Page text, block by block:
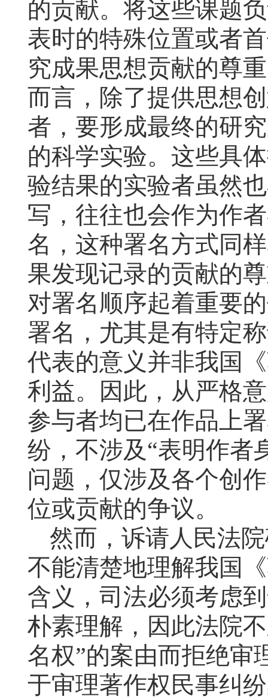
的贡献。将这些课题
表时的特殊位置或者
究成果思想贡献的尊
而言，除了提供思想
者，要形成最终的研
的科学实验。这些具
验结果的实验者虽然
写，往往也会作为作
名，这种署名方式同
果发现记录的贡献的
对署名顺序起着重要
署名，尤其是有特定
代表的意义并非我国
利益。因此，从严格
参与者均已在作品上
纷，不涉及“表明作者
问题，仅涉及各个创
位或贡献的争议。
然而，诉请人民法
不能清楚地理解我国
含义， 司法必须考虑
朴素理解， 因此法院
名权”的案由而拒绝审
于审理著作权民事纠